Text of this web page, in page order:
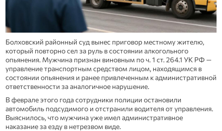
Болховский районный суд вынес приговор местному жителю,
который повторно сел за руль в состоянии алкогольного
опьянения. Мужчина признан виновным по ч. 1 ст. 264.1 УК РФ —
управление транспортным средством лицом, находящимся в
состоянии опьянения и ранее привлеченным к административной
ответственности за аналогичное нарушение.
В феврале этого года сотрудники полиции остановили
автомобиль подсудимого и отстранили водителя от управления.
Выяснилось, что мужчина уже имел административное
наказание за езду в нетрезвом виде.